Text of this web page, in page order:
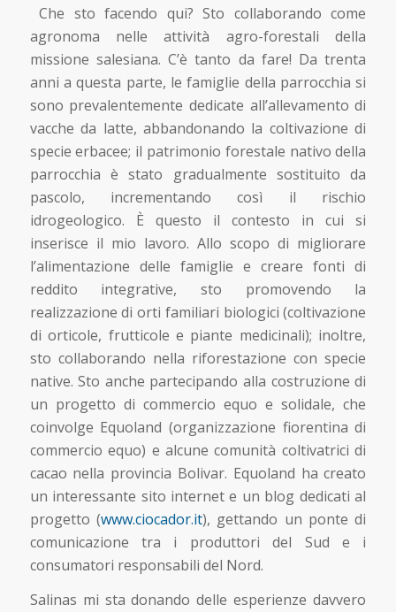
Che sto facendo qui? Sto collaborando come
agronoma nelle attività agro-forestali della
missione salesiana. C’è tanto da fare! Da trenta
anni a questa parte, le famiglie della parrocchia si
sono prevalentemente dedicate all’allevamento di
vacche da latte, abbandonando la coltivazione di
specie erbacee; il patrimonio forestale nativo della
parrocchia è stato gradualmente sostituito da
pascolo, incrementando così il rischio
idrogeologico. È questo il contesto in cui si
inserisce il mio lavoro. Allo scopo di migliorare
l’alimentazione delle famiglie e creare fonti di
reddito integrative, sto promovendo la
realizzazione di orti familiari biologici (coltivazione
di orticole, frutticole e piante medicinali); inoltre,
sto collaborando nella riforestazione con specie
native. Sto anche partecipando alla costruzione di
un progetto di commercio equo e solidale, che
coinvolge Equoland (organizzazione fiorentina di
commercio equo) e alcune comunità coltivatrici di
cacao nella provincia Bolivar. Equoland ha creato
un interessante sito internet e un blog dedicati al
progetto (www.ciocador.it), gettando un ponte di
comunicazione tra i produttori del Sud e i
consumatori responsabili del Nord.
Salinas mi sta donando delle esperienze davvero